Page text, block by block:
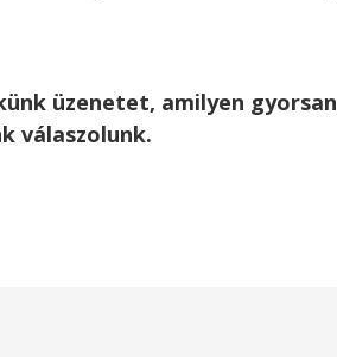
üzenetet, amilyen gyorsan
válaszolunk.